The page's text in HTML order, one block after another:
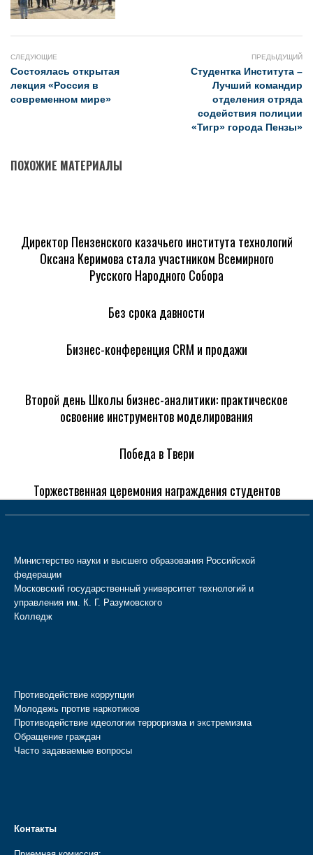
СЛЕДУЮЩИЕ
Состоялась открытая
лекция «Россия в
современном мире»
ПРЕДЫДУЩИЙ
Студентка Института –
Лучший командир
отделения отряда
содействия полиции
«Тигр» города Пензы»
ПОХОЖИЕ МАТЕРИАЛЫ
Директор Пензенского казачьего института технологий
Оксана Керимова стала участником Всемирного
Русского Народного Собора
Без срока давности
Бизнес-конференция CRM и продажи
Второй день Школы бизнес-аналитики: практическое
освоение инструментов моделирования
Победа в Твери
Торжественная церемония награждения студентов
Министерство науки и высшего образования Российской
федерации
Московский государственный университет технологий и
управления им. К. Г. Разумовского
Колледж
Противодействие коррупции
Молодежь против наркотиков
Противодействие идеологии терроризма и экстремизма
Обращение граждан
Часто задаваемые вопросы
Контакты